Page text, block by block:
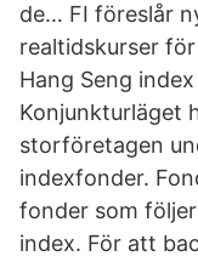
de… FI föreslår
realtidskurser
Hang Seng
Konjunkturläget
storföretagen
indexfonder.
fonder som
index. För att